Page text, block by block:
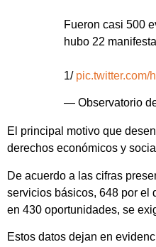
Fueron casi 500
hubo 22
1/ pic.twitter.com/
— Observatorio
El principal motivo que
derechos económicos y
De acuerdo a las cifras
servicios básicos, 648 por el
en 430 oportunidades, se
Estos datos dejan en